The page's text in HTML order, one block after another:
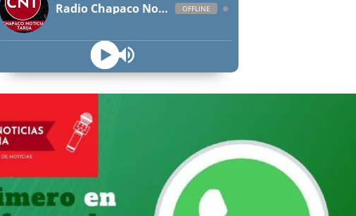
Radio Chapaco Noticias Las 24 horas en vivo OFFLINE